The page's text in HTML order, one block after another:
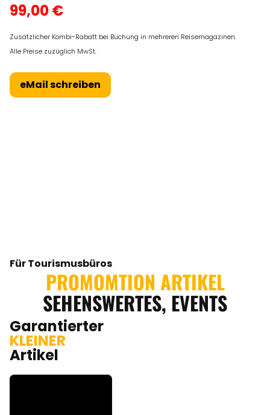
99,00 €
Zusätzlicher Kombi-Rabatt bei Buchung in mehreren Reisemagazinen.
Alle Preise zuzüglich MwSt.
eMail schreiben
Für Tourismusbüros
PROMOMTION ARTIKEL
SEHENSWERTES, EVENTS
Garantierter
KLEINER
Artikel